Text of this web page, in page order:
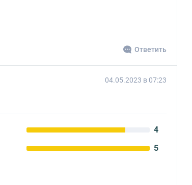
Ответить
04.05.2023 в 07:23
4
5